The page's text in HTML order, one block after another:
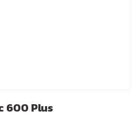
600 Plus